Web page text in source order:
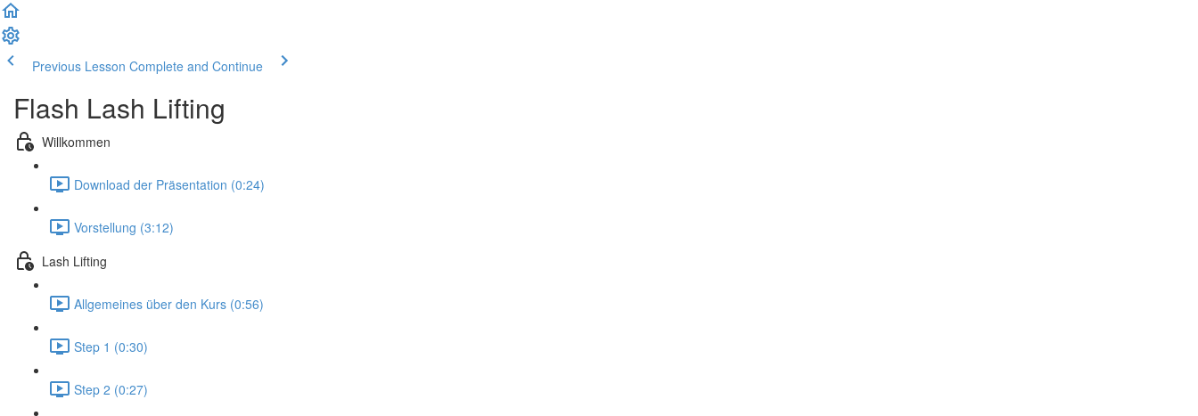
Previous Lesson Complete and Continue
Flash Lash Lifting
Willkommen
Download der Präsentation (0:24)
Vorstellung (3:12)
Lash Lifting
Allgemeines über den Kurs (0:56)
Step 1 (0:30)
Step 2 (0:27)